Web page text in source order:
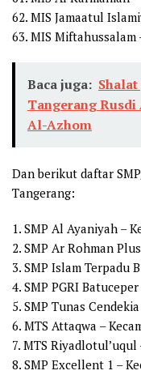
62. MIS Jamaatul
63. MIS Miftahussalam
Baca juga: Shalat
Tangerang
Al-Azhom
Dan berikut daftar
Tangerang:
1. SMP Al Ayaniyah –
2. SMP Ar Rohman
3. SMP Islam Terpadu
4. SMP PGRI
5. SMP Tunas
6. MTS Attaqwa –
7. MTS Riyadlotul’uqul
8. SMP Excellent 1 –